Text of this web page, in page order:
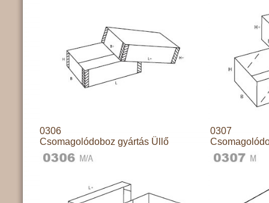
0306
Csomagolódoboz gyártás Üllő
0307